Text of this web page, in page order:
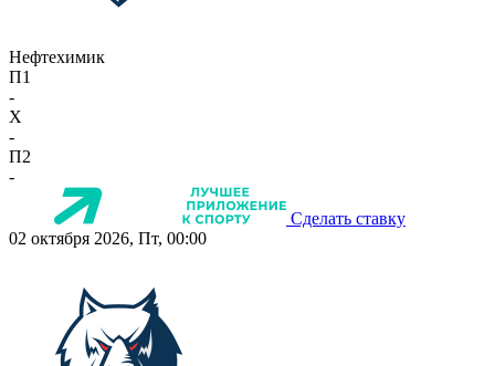
Нефтехимик
П1
-
X
-
П2
-
Сделать ставку
02 октября 2026, Пт, 00:00